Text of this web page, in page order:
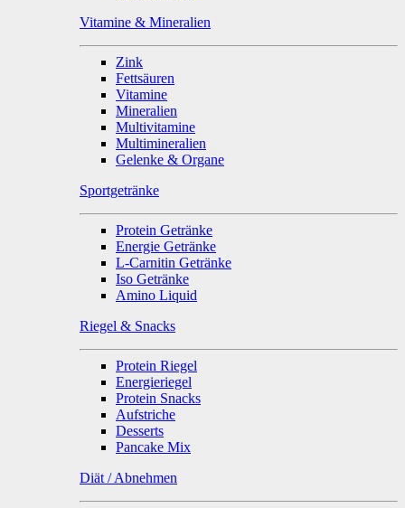
Vitamine & Mineralien
Zink
Fettsäuren
Vitamine
Mineralien
Multivitamine
Multimineralien
Gelenke & Organe
Sportgetränke
Protein Getränke
Energie Getränke
L-Carnitin Getränke
Iso Getränke
Amino Liquid
Riegel & Snacks
Protein Riegel
Energieriegel
Protein Snacks
Aufstriche
Desserts
Pancake Mix
Diät / Abnehmen